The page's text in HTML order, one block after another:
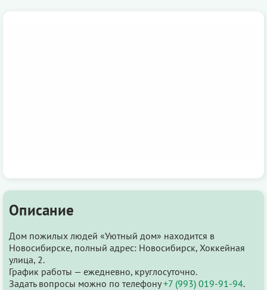
Описание
Дом пожилых людей «Уютный дом» находится в
Новосибирске, полный адрес: Новосибирск, Хоккейная
улица, 2.
График работы — ежедневно, круглосуточно.
Задать вопросы можно по телефону+7 (993) 019-91-94.